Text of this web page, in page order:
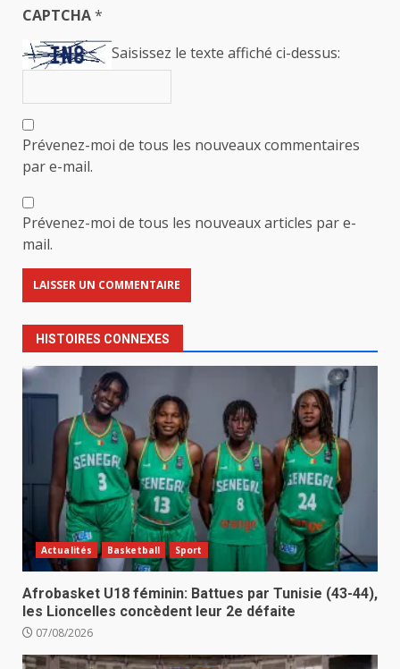
CAPTCHA*
Saisissez le texte affiché ci-dessus:
Prévenez-moi de tous les nouveaux commentaires
par e-mail.
Prévenez-moi de tous les nouveaux articles par e-
mail.
HISTOIRES CONNEXES
Actualités Basketball Sport
Afrobasket U18 féminin: Battues par Tunisie (43-44),
les Lioncelles concèdent leur 2e défaite
07/08/2026